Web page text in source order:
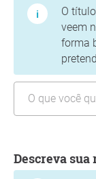
O
veem
forma
Descreva